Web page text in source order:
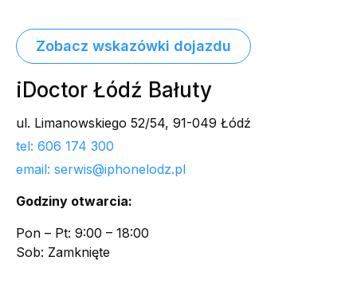
Zobacz wskazówki dojazdu
iDoctor Łódź Bałuty
ul. Limanowskiego 52/54, 91-049 Łódź
tel: 606 174 300
email: serwis@iphonelodz.pl
Godziny otwarcia:
Pon – Pt: 9:00 – 18:00
Sob: Zamknięte